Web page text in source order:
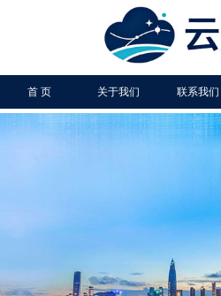
首 页 关于我们 联系我们